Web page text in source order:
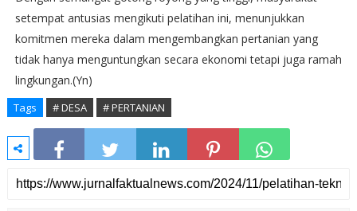
setempat antusias mengikuti pelatihan ini, menunjukkan
komitmen mereka dalam mengembangkan pertanian yang
tidak hanya menguntungkan secara ekonomi tetapi juga ramah
lingkungan.(Yn)
Tags # DESA # PERTANIAN